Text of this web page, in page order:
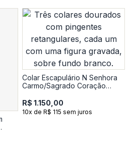
Colar Escapulário N Senhora
Carmo/Sagrado Coração
banho de Ouro Amarelo 18k
R$ 1.150,00
10x de R$ 115 sem juros